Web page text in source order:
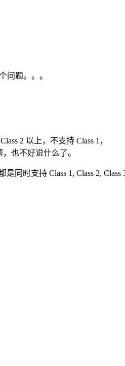
问题。。。
2 以上，不支持 Class 1，
也不好说什么了。
同时支持 Class 1, Class 2, Class